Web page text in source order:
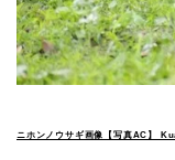
ニホンノウサギ画像【写真AC】